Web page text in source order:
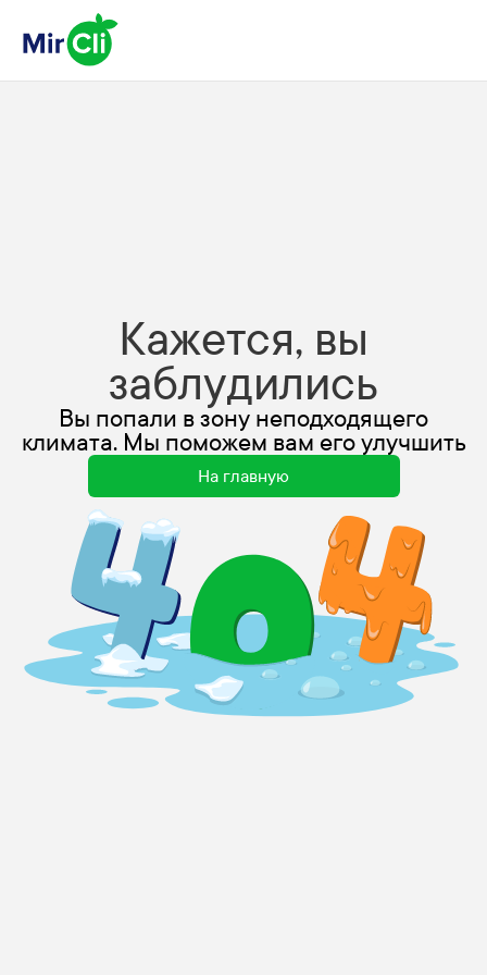
Кажется, вы
заблудились
Вы попали в зону неподходящего
климата. Мы поможем вам его улучшить
На главную